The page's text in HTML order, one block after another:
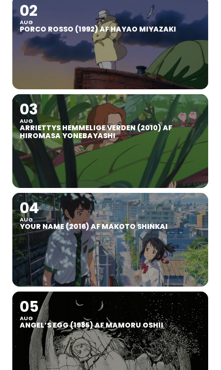
02
AUG
PORCO ROSSO (1992) AF HAYAO MIYAZAKI
03
AUG
ARRIETTYS HEMMELIGE VERDEN (2010) AF
HIROMASA YONEBAYASHI
04
AUG
YOUR NAME (2016) AF MAKOTO SHINKAI
05
AUG
ANGEL’S EGG (1985) AF MAMORU OSHII